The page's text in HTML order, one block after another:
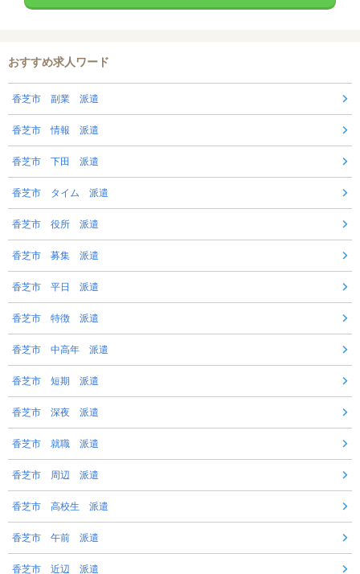
おすすめ求人ワード
香芝市 副業 派遣
香芝市 情報 派遣
香芝市 下田 派遣
香芝市 タイム 派遣
香芝市 役所 派遣
香芝市 募集 派遣
香芝市 平日 派遣
香芝市 特徴 派遣
香芝市 中高年 派遣
香芝市 短期 派遣
香芝市 深夜 派遣
香芝市 就職 派遣
香芝市 周辺 派遣
香芝市 高校生 派遣
香芝市 午前 派遣
香芝市 近辺 派遣